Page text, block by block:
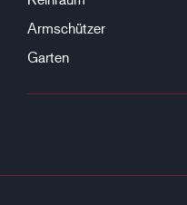
Armschützer
Garten